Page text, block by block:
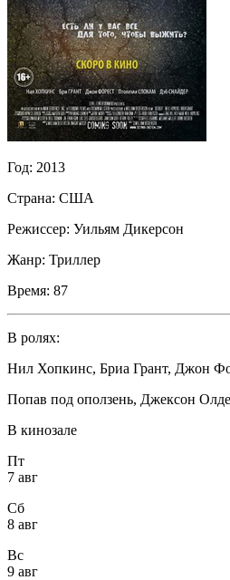
Год: 2013
Страна: США
Режиссер: Уильям Дикерсон
Жанр: Триллер
Время: 87
В ролях:
Нил Хопкинс, Бриа Грант, Джон
Попав под оползень, Джексон
В кинозале
Пт
7 авг
Сб
8 авг
Вс
9 авг